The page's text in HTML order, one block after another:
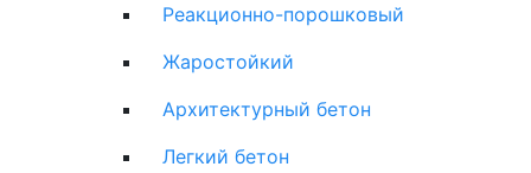
Реакционно-порошковый
Жаростойкий
Архитектурный бетон
Легкий бетон